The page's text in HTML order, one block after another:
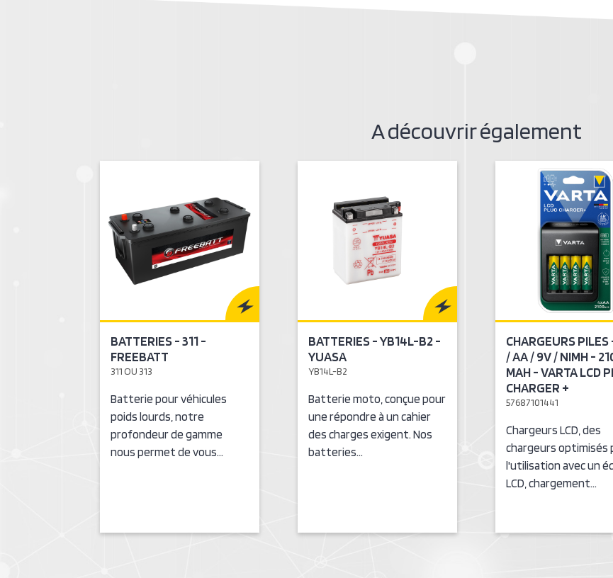
A découvrir également
BATTERIES - 311 -
FREEBATT
311 OU 313
Batterie pour véhicules
poids lourds, notre
profondeur de gamme
nous permet de vous…
BATTERIES - YB14L-B2 -
YUASA
YB14L-B2
Batterie moto, conçue pour
une répondre à un cahier
des charges exigent. Nos
batteries…
CHARGEURS
/ AA / 9V / NIMH -
MAH - VARTA LCD
CHARGER +
57687101441
Chargeurs LCD, des
chargeurs optimisés
l'utilisation avec un
LCD, chargement…